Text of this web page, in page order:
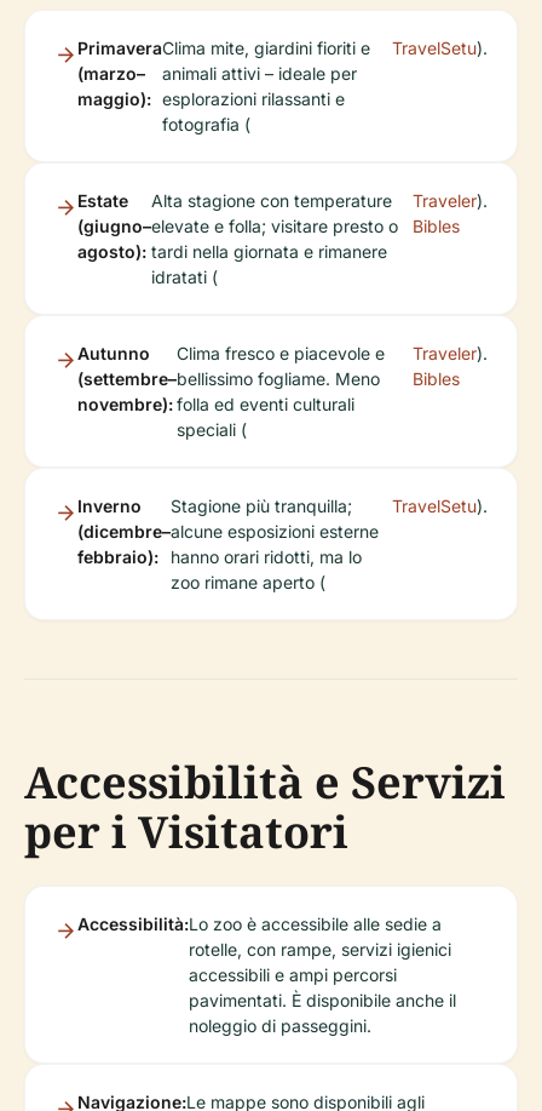
Primavera
(marzo–
maggio):
Clima mite, giardini fioriti e
animali attivi – ideale per
esplorazioni rilassanti e
fotografia (
TravelSetu).
Estate
(giugno–
agosto):
Alta stagione con temperature
elevate e folla; visitare presto o
tardi nella giornata e rimanere
idratati (
Traveler
Bibles
).
Autunno
(settembre–
novembre):
Clima fresco e piacevole e
bellissimo fogliame. Meno
folla ed eventi culturali
speciali (
Traveler
Bibles
).
Inverno
(dicembre–
febbraio):
Stagione più tranquilla;
alcune esposizioni esterne
hanno orari ridotti, ma lo
zoo rimane aperto (
TravelSetu).
Accessibilità e Servizi
per i Visitatori
Accessibilità:Lo zoo è accessibile alle sedie a
rotelle, con rampe, servizi igienici
accessibili e ampi percorsi
pavimentati. È disponibile anche il
noleggio di passeggini.
Navigazione:Le mappe sono disponibili agli